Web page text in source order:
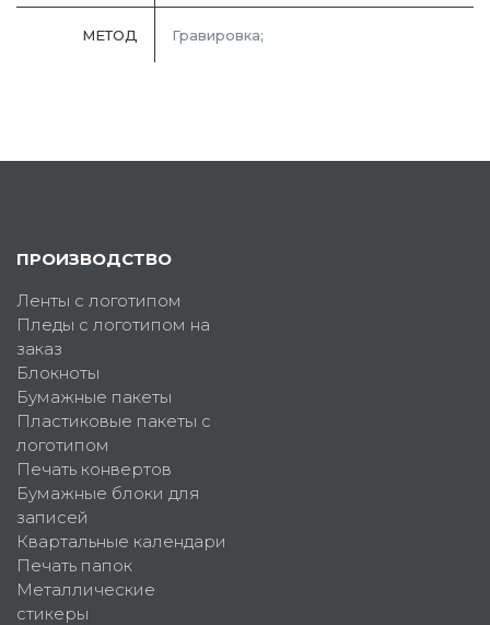
МЕТОД Гравировка;
ПРОИЗВОДСТВО
Ленты с логотипом
Пледы с логотипом на
заказ
Блокноты
Бумажные пакеты
Пластиковые пакеты с
логотипом
Печать конвертов
Бумажные блоки для
записей
Квартальные календари
Печать папок
Металлические
стикеры